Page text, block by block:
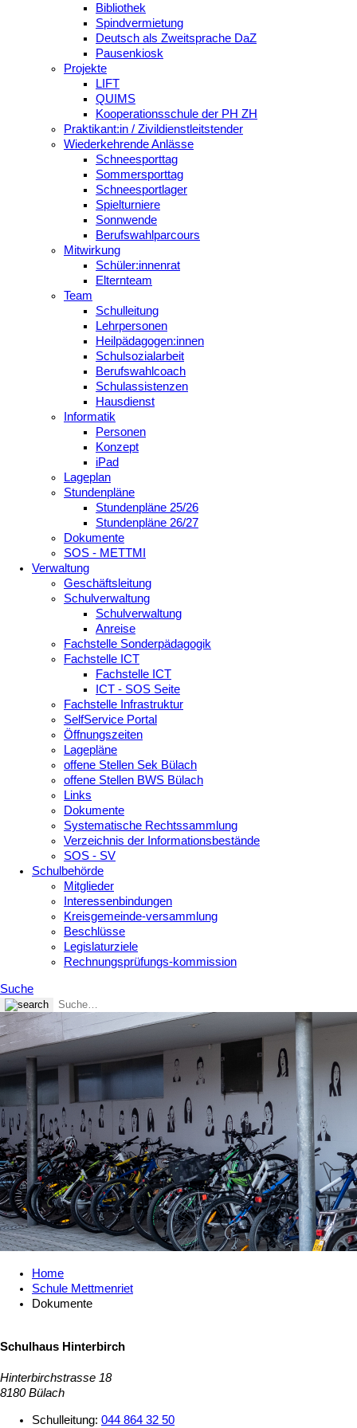
Bibliothek
Spindvermietung
Deutsch als Zweitsprache DaZ
Pausenkiosk
Projekte
LIFT
QUIMS
Kooperationsschule der PH ZH
Praktikant:in / Zivildienstleitstender
Wiederkehrende Anlässe
Schneesporttag
Sommersporttag
Schneesportlager
Spielturniere
Sonnwende
Berufswahlparcours
Mitwirkung
Schüler:innenrat
Elternteam
Team
Schulleitung
Lehrpersonen
Heilpädagogen:innen
Schulsozialarbeit
Berufswahlcoach
Schulassistenzen
Hausdienst
Informatik
Personen
Konzept
iPad
Lageplan
Stundenpläne
Stundenpläne 25/26
Stundenpläne 26/27
Dokumente
SOS - METTMI
Verwaltung
Geschäftsleitung
Schulverwaltung
Schulverwaltung
Anreise
Fachstelle Sonderpädagogik
Fachstelle ICT
Fachstelle ICT
ICT - SOS Seite
Fachstelle Infrastruktur
SelfService Portal
Öffnungszeiten
Lagepläne
offene Stellen Sek Bülach
offene Stellen BWS Bülach
Links
Dokumente
Systematische Rechtssammlung
Verzeichnis der Informationsbestände
SOS - SV
Schulbehörde
Mitglieder
Interessenbindungen
Kreisgemeinde-versammlung
Beschlüsse
Legislaturziele
Rechnungsprüfungs-kommission
Suche
Home
Schule Mettmenriet
Dokumente
Schulhaus Hinterbirch
Hinterbirchstrasse 18
8180 Bülach
Schulleitung: 044 864 32 50